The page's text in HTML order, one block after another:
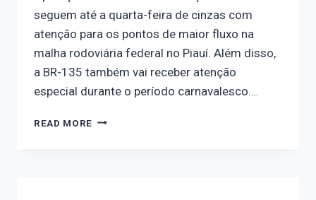
seguem até a quarta-feira de cinzas com
atenção para os pontos de maior fluxo na
malha rodoviária federal no Piauí. Além disso,
a BR-135 também vai receber atenção
especial durante o período carnavalesco….
READ MORE